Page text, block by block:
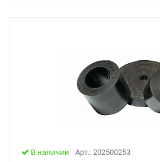
В наличии Арт.: 202500253